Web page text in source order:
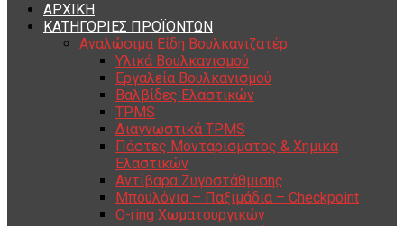
ΑΡΧΙΚΗ
ΚΑΤΗΓΟΡΙΕΣ ΠΡΟΪΟΝΤΩΝ
Αναλώσιμα Είδη Βουλκανιζατέρ
Υλικά Βουλκανισμού
Εργαλεία Βουλκανισμού
Βαλβίδες Ελαστικών
TPMS
Διαγνωστικά TPMS
Πάστες Μονταρίσματος & Χημικά
Ελαστικών
Αντίβαρα Ζυγοστάθμισης
Μπουλόνια – Παξιμάδια – Checkpoint
O-ring Χωματουργικών